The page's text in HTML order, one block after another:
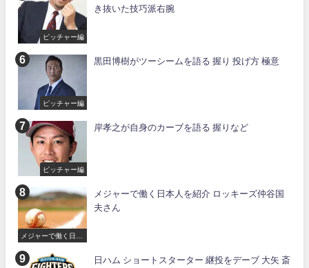
ピッチャー編
き抜いた技巧派右腕
ピッチャー編
黒田博樹がツーシームを語る 握り 投げ方 極意
ピッチャー編
岸孝之が自身のカーブを語る 握りなど
メジャーで働く日本
メジャーで働く日本人を紹介 ロッキーズ仲谷国
夫さん
日ハム ショートスターター 継投をデーブ 大矢 斎